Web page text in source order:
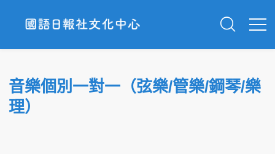
音樂個別一對一（弦樂/管樂/鋼琴/樂
理）